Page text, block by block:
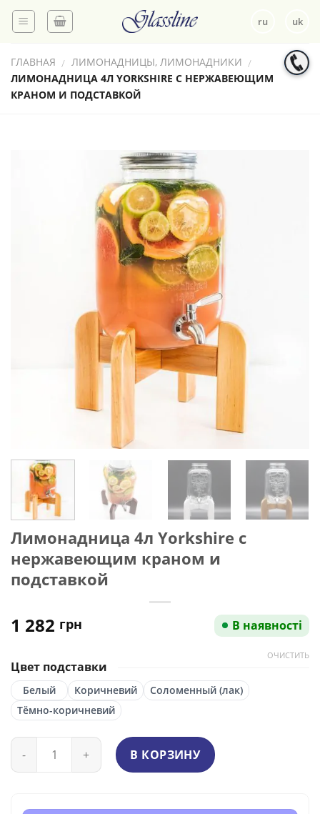
Skip
ru uk
ГЛАВНАЯ / ЛИМОНАДНИЦЫ, ЛИМОНАДНИКИ /
ЛИМОНАДНИЦА 4Л YORKSHIRE С НЕРЖАВЕЮЩИМ
КРАНОМ И ПОДСТАВКОЙ
Лимонадница 4л Yorkshire с
нержавеющим краном и
подставкой
1 282 грн В наявності
Цвет подставки
Белый Коричневий
Соломенный (лак)
Тёмно-коричневий
ОЧИСТИТЬ
Количество
В КОРЗИНУ